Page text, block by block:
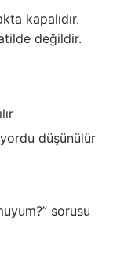
kapalıdır.
değildir.
düşünülür
sorusu